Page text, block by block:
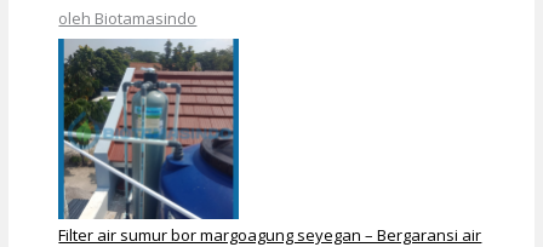
oleh Biotamasindo
Filter air sumur bor margoagung seyegan – Bergaransi air